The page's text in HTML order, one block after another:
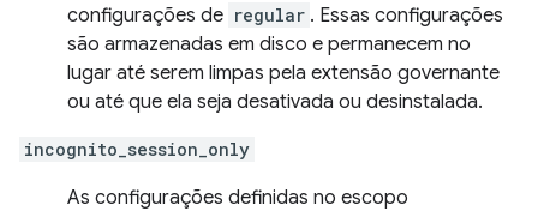
configurações de regular . Essas configurações
são armazenadas em disco e permanecem no
lugar até serem limpas pela extensão governante
ou até que ela seja desativada ou desinstalada.
incognito_session_only
As configurações definidas no escopo